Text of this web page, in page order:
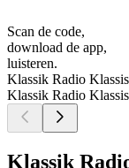
Scan de code,
download de app,
luisteren.
Klassik Radio
Klassik Radio
Klassik